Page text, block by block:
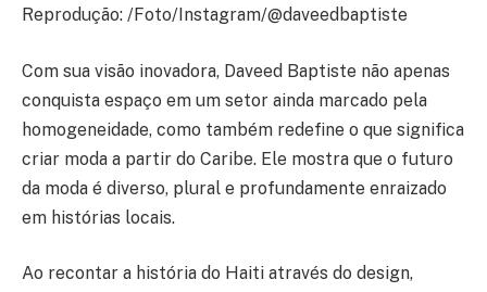
Reprodução: /Foto/Instagram/@daveedbaptiste
Com sua visão inovadora, Daveed Baptiste não apenas
conquista espaço em um setor ainda marcado pela
homogeneidade, como também redefine o que significa
criar moda a partir do Caribe. Ele mostra que o futuro
da moda é diverso, plural e profundamente enraizado
em histórias locais.
Ao recontar a história do Haiti através do design,